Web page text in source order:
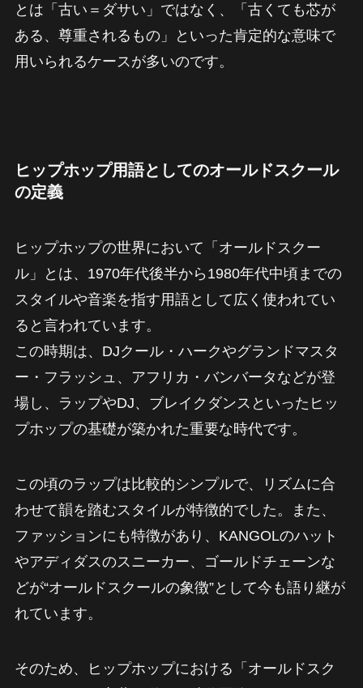
とは「古い＝ダサい」ではなく、「古くても芯が
ある、尊重されるもの」といった肯定的な意味で
用いられるケースが多いのです。
ヒップホップ用語としてのオールドスクール
の定義
ヒップホップの世界において「オールドスクー
ル」とは、1970年代後半から1980年代中頃までの
スタイルや音楽を指す用語として広く使われてい
ると言われています。
この時期は、DJクール・ハークやグランドマスタ
ー・フラッシュ、アフリカ・バンバータなどが登
場し、ラップやDJ、ブレイクダンスといったヒッ
プホップの基礎が築かれた重要な時代です。
この頃のラップは比較的シンプルで、リズムに合
わせて韻を踏むスタイルが特徴的でした。また、
ファッションにも特徴があり、KANGOLのハット
やアディダスのスニーカー、ゴールドチェーンな
どが“オールドスクールの象徴”として今も語り継が
れています。
そのため、ヒップホップにおける「オールドスク